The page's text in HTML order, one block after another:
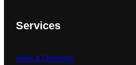
Services
Help & Ordering